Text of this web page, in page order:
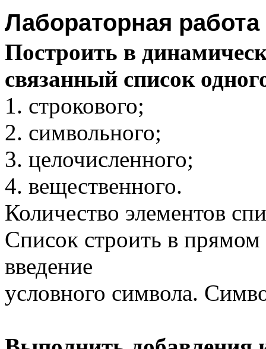
Лабораторная работа
Построить в
связанный список
строкового;
символьного;
целочисленного;
вещественного.
Количество элементов
Список строить в прямом
введение
условного символа.